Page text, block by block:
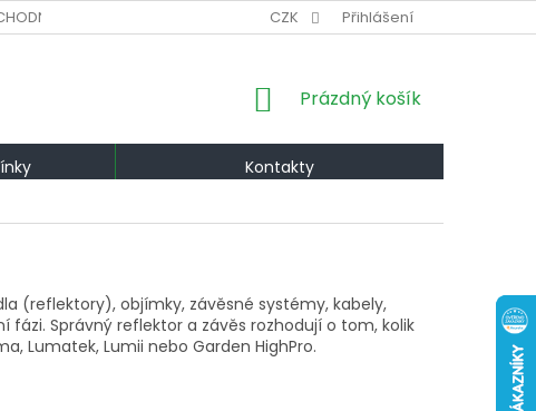
PODMÍNKY VÝMĚNA A VRÁCENÍ PODMÍNKY OCHRANY
CZK Přihlášení
NÁKUPNÍ
Prázdný košík
Kontakty
(reflektory), objímky, závěsné systémy, kabely,
Správný reflektor a závěs rozhodují o tom, kolik
Lumatek, Lumii nebo Garden HighPro.